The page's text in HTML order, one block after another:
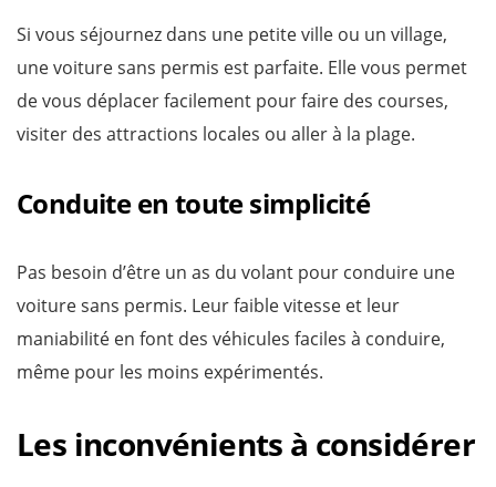
Si vous séjournez dans une petite ville ou un village,
une voiture sans permis est parfaite. Elle vous permet
de vous déplacer facilement pour faire des courses,
visiter des attractions locales ou aller à la plage.
Conduite en toute simplicité
Pas besoin d’être un as du volant pour conduire une
voiture sans permis. Leur faible vitesse et leur
maniabilité en font des véhicules faciles à conduire,
même pour les moins expérimentés.
Les inconvénients à considérer